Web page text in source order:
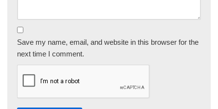
Save my name, email, and website in this browser for the
next time I comment.